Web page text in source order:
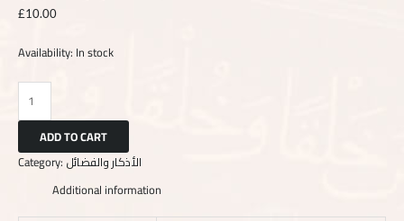
£10.00
Availability: In stock
ADD TO CART
Category: الأذكار والفضائل
Additional information